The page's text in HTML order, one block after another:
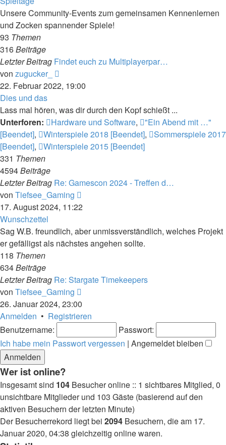
Unsere Community-Events zum gemeinsamen Kennenlernen
und Zocken spannender Spiele!
93 Themen
316Beiträge
Letzter Beitrag Findet euch zu Multiplayerpar…
von zugucker_
Beitrag
22. Februar 2022, 19:00
Dies und das
Lass mal hören, was dir durch den Kopf schießt ...
Unterforen:
Hardware und Software,
"Ein Abend mit …"
[Beendet], Winterspiele 2018 [Beendet],
Sommerspiele 2017
[Beendet],
Winterspiele 2015 [Beendet]
331 Themen
4594Beiträge
Letzter Beitrag Re: Gamescon 2024 - Treffen d…
von Tiefsee_Gaming
Beitrag
17. August 2024, 11:22
Wunschzettel
Sag W.B. freundlich, aber unmissverständlich, welches Projekt
er gefälligst als nächstes angehen sollte.
118 Themen
634Beiträge
Letzter Beitrag Re: Stargate Timekeepers
von Tiefsee_Gaming
Beitrag
26. Januar 2024, 23:00
Anmelden • Registrieren
Benutzername:
Passwort:
Ich habe mein Passwort vergessen | Angemeldet bleiben
Wer ist online?
Insgesamt sind 104 Besucher online :: 1 sichtbares Mitglied, 0
unsichtbare Mitglieder und 103 Gäste (basierend auf den
aktiven Besuchern der letzten Minute)
Der Besucherrekord liegt bei 2094 Besuchern, die am 17.
Januar 2020, 04:38 gleichzeitig online waren.